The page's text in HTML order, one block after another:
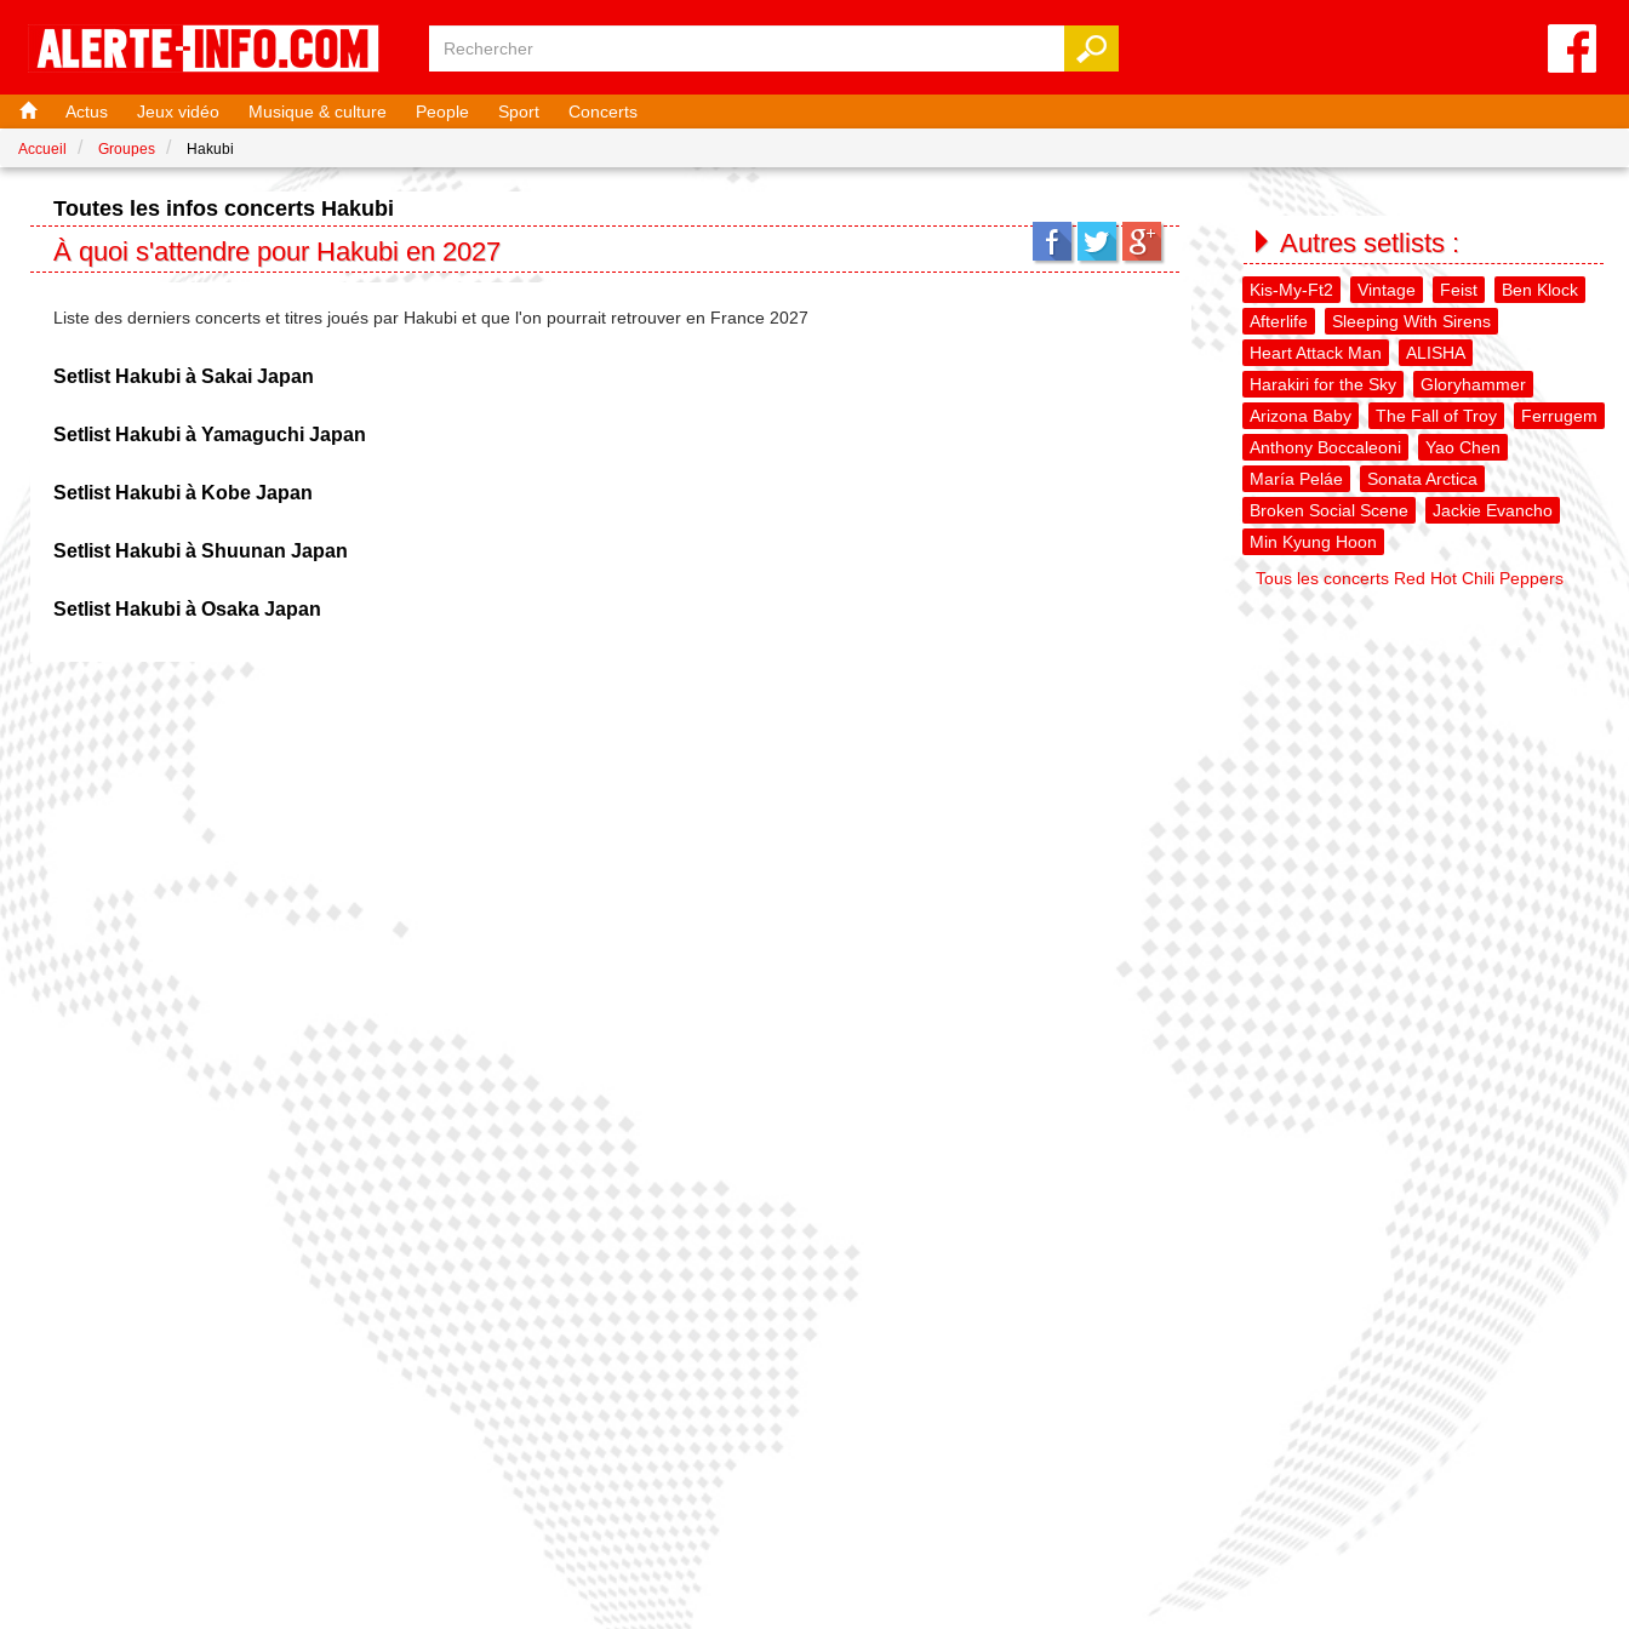
Actus Jeux vidéo Musique & culture People Sport Concerts
Accueil Groupes Hakubi
Toutes les infos concerts Hakubi
À quoi s'attendre pour Hakubi en 2027
Liste des derniers concerts et titres joués par Hakubi et que l'on pourrait retrouver en France 2027
Setlist Hakubi à Sakai Japan
Setlist Hakubi à Yamaguchi Japan
Setlist Hakubi à Kobe Japan
Setlist Hakubi à Shuunan Japan
Setlist Hakubi à Osaka Japan
Autres setlists :
Kis-My-Ft2 Vintage Feist
Ben Klock
Afterlife
Sleeping With Sirens
Heart Attack Man
ALISHA
Harakiri for the Sky
Gloryhammer
Arizona Baby
The Fall of Troy
Ferrugem
Anthony Boccaleoni
Yao Chen
María Peláe
Sonata Arctica
Broken Social Scene
Jackie Evancho
Min Kyung Hoon
Tous les concerts Red Hot Chili Peppers